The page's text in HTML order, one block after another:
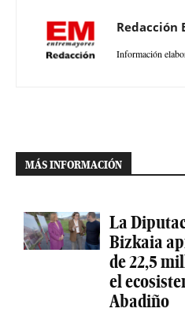
Redacción
Información
MÁS INFORMACIÓN
La
Bizkaia
de 22,5
el
Abadiño